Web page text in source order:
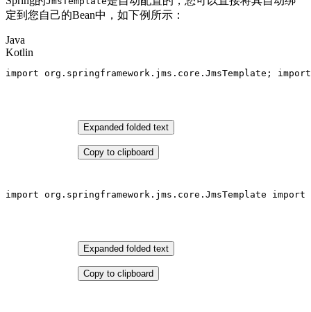
定到您自己的Bean中，如下例所示：
Java
Kotlin
import org.springframework.jms.core.JmsTemplate; import
Expanded folded text
Copy to clipboard
import org.springframework.jms.core.JmsTemplate import
Expanded folded text
Copy to clipboard